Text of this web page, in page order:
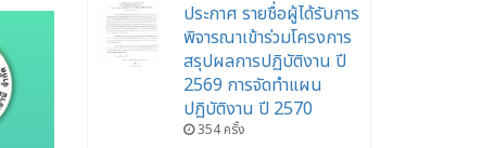
ประกาศ รายชื่อผู้ได้รับการ
พิจารณาเข้าร่วมโครงการ
สรุปผลการปฏิบัติงาน ปี
2569 การจัดทำแผน
ปฏิบัติงาน ปี 2570
354 ครั้ง